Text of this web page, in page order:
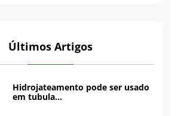
Últimos Artigos
Hidrojateamento pode ser usado
em tubula...